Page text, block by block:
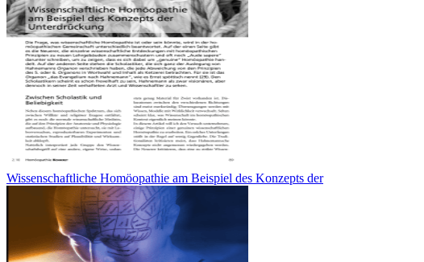
Wissenschaftliche Homöopathie am Beispiel des Konzepts der